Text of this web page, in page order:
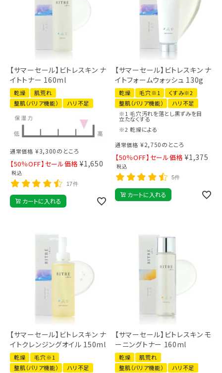
【サマーセール】ビトレスキン ナ
イトトナー 160ml
乾燥
肌荒れ
整肌（バリア機能）
ハリ不足
通常価格 ¥3,300のところ
【50％OFF】セール価格 ¥1,650
税込
17件
カートに入れる
【サマーセール】ビトレスキン ナ
イトフォームウォッシュ 130g
乾燥 毛穴※1
くすみ※2
整肌（バリア機能）
ハリ不足
※1 毛穴汚れを落とし黒ずみを目
立たなくする
※2 乾燥による
通常価格 ¥2,750のところ
【50％OFF】セール価格 ¥1,375
税込
5件
カートに入れる
【サマーセール】ビトレスキン ナ
イトクレンジングオイル 150ml
乾燥
毛穴※1
整肌（バリア機能）
ハリ不足
【サマーセール】ビトレスキン モ
ーニングトナー 160ml
乾燥
肌荒れ
整肌（バリア機能）
ハリ不足